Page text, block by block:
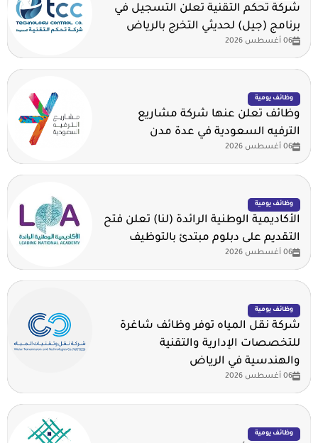
شركة تحكم التقنية تعلن التسجيل في
برنامج (جيل) لحديثي التخرج بالرياض
06 أغسطس 2026
وظائف يومية
وظائف تعلن عنها شركة مشاريع
الترفيه السعودية في عدة مدن
06 أغسطس 2026
وظائف يومية
الأكاديمية الوطنية الرائدة (لنا) تعلن فتح
التقديم على دبلوم مبتدئ بالتوظيف
06 أغسطس 2026
وظائف يومية
شركة نقل المياه توفر وظائف شاغرة
للتخصصات الإدارية والتقنية
والهندسية في الرياض
06 أغسطس 2026
وظائف يومية